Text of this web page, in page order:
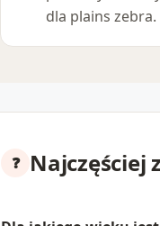
dla plains zebra.
Najczęściej